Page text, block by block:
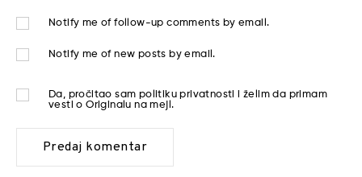
Notify me of follow-up comments by email.
Notify me of new posts by email.
Da, pročitao sam politiku privatnosti
i želim da primam
vesti o Originalu na mejl.